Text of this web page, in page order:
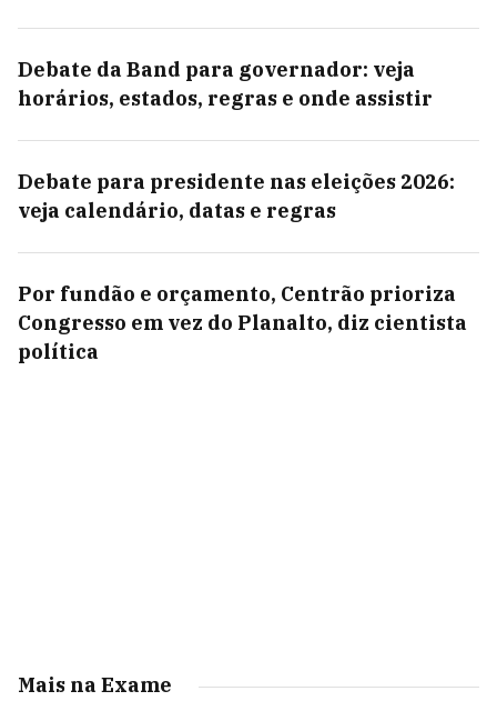
Debate da Band para governador: veja
horários, estados, regras e onde assistir
Debate para presidente nas eleições 2026:
veja calendário, datas e regras
Por fundão e orçamento, Centrão prioriza
Congresso em vez do Planalto, diz cientista
política
Mais na Exame